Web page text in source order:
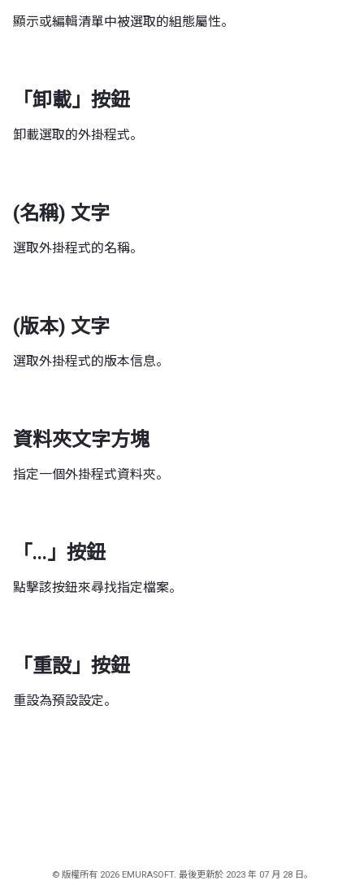
顯示或編輯清單中被選取的組態屬性。
「卸載」按鈕
卸載選取的外掛程式。
(名稱) 文字
選取外掛程式的名稱。
(版本) 文字
選取外掛程式的版本信息。
資料夾文字方塊
指定一個外掛程式資料夾。
「...」按鈕
點擊該按鈕來尋找指定檔案。
「重設」按鈕
重設為預設設定。
© 版權所有 2026 EMURASOFT. 最後更新於 2023 年 07 月 28 日。